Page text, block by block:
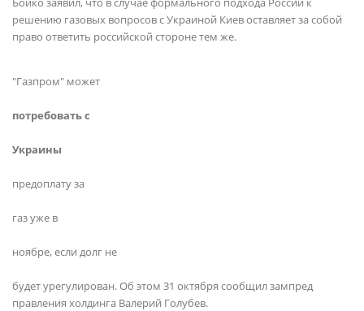
решению газовых вопросов с Украиной Киев оставляет за собой
право ответить российской стороне тем же.
"Газпром" может
потребовать с
Украины
предоплату за
газ уже в
ноябре, если долг не
будет урегулирован. Об этом 31 октября сообщил зампред
правления холдинга Валерий Голубев.